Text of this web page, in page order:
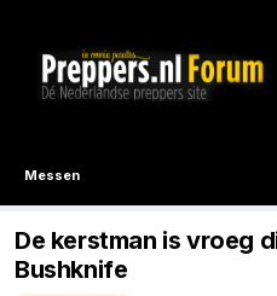
Messen
De kerstman is vroeg
Bushknife